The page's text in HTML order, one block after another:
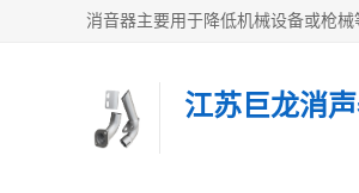
江苏巨龙消